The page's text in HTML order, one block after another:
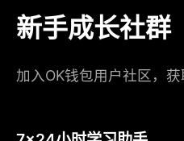
新手成长社群
加入OK钱包用户社区，